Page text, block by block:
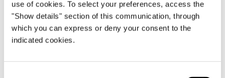
use of cookies. To select your preferences, access the
"Show details" section of this communication, through
which you can express or deny your consent to the
indicated cookies.
View More Residential
Projects